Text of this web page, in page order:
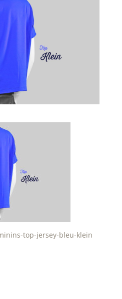
top-jersey-bleu-klein